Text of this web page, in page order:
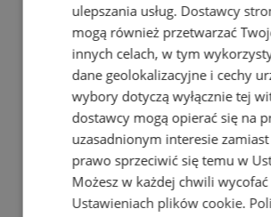
ulepszania usług. Dostawcy
mogą również przetwarzać
innych celach, w tym
dane geolokalizacyjne i cechy
wybory dotyczą wyłącznie tej
dostawcy mogą opierać się na
uzasadnionym interesie
prawo sprzeciwić się temu w
Możesz w każdej chwili
Ustawieniach plików cookie.